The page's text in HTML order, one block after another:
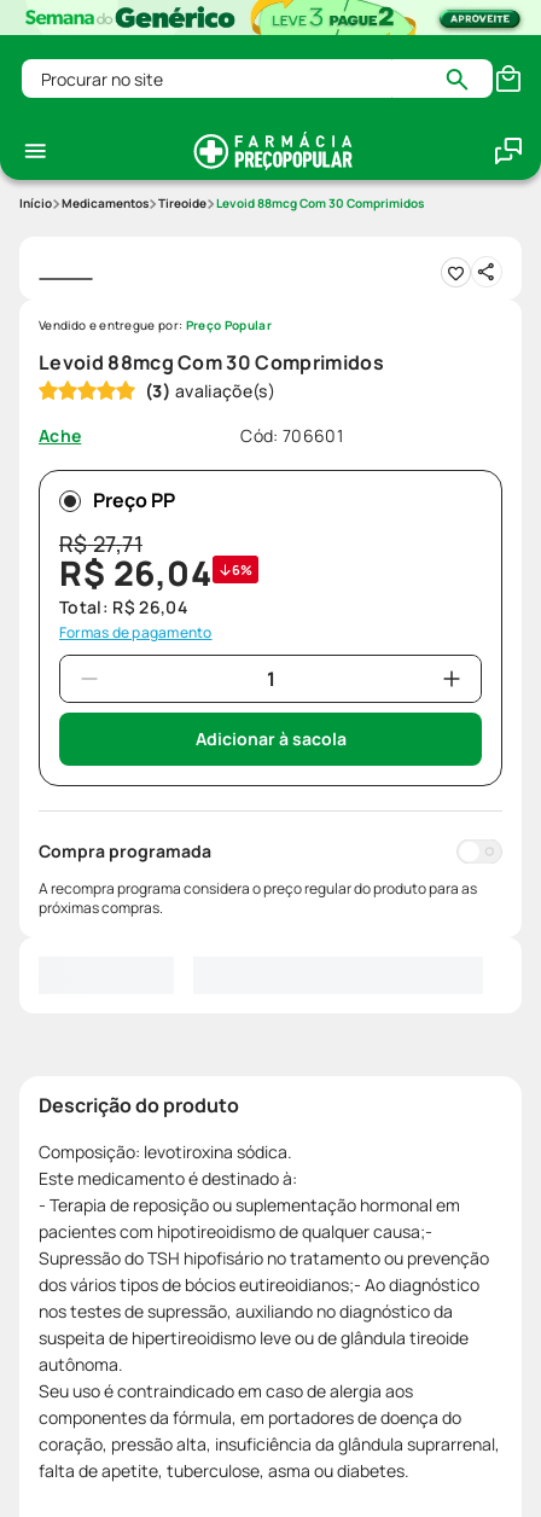
Procurar no site
Medicamentos Tireoide Levoid 88mcg Com 30 Comprimidos
Levoid 88mcg Com 30 Comprimidos
(3)
Ache
Cód: 706601
Vendido e entregue por: Preço Popular
Preço PP
R$27,71
R$ 26,04 6%
Total: R$ 26,04
Formas de pagamento
Adicionar à sacola
Compra programada
A recompra programa considera o preço regular do produto para as
próximas compras.
Descrição do produto
Composição: levotiroxina sódica.
Este medicamento é destinado à:
- Terapia de reposição ou suplementação hormonal em
pacientes com hipotireoidismo de qualquer causa;-
Supressão do TSH hipofisário no tratamento ou prevenção
dos vários tipos de bócios eutireoidianos;- Ao diagnóstico
nos testes de supressão, auxiliando no diagnóstico da
suspeita de hipertireoidismo leve ou de glândula tireoide
autônoma.
Seu uso é contraindicado em caso de alergia aos
componentes da fórmula, em portadores de doença do
coração, pressão alta, insuficiência da glândula suprarrenal,
falta de apetite, tuberculose, asma ou diabetes.